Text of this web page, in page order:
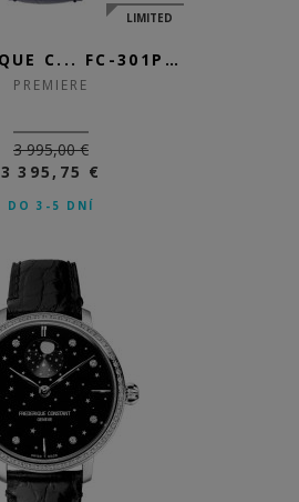
LIMITED
FREDERIQUE C... FC-301PVD3BD4
PREMIERE
3 995,00 €
3 395,75 €
DO 3-5 DNÍ